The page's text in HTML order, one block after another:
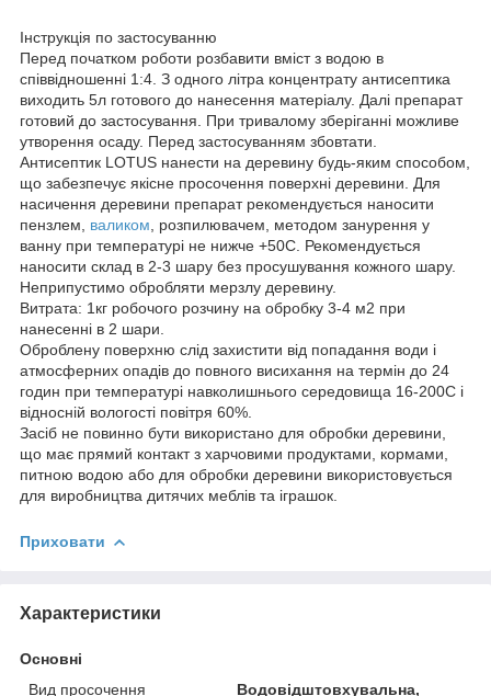
Інструкція по застосуванню
Перед початком роботи розбавити вміст з водою в
співвідношенні 1:4. З одного літра концентрату антисептика
виходить 5л готового до нанесення матеріалу. Далі препарат
готовий до застосування. При тривалому зберіганні можливе
утворення осаду. Перед застосуванням збовтати.
Антисептик LOTUS нанести на деревину будь-яким способом,
що забезпечує якісне просочення поверхні деревини. Для
насичення деревини препарат рекомендується наносити
пензлем, валиком , розпилювачем, методом занурення у
ванну при температурі не нижче +50С. Рекомендується
наносити склад в 2-3 шару без просушування кожного шару.
Неприпустимо обробляти мерзлу деревину.
Витрата: 1кг робочого розчину на обробку 3-4 м2 при
нанесенні в 2 шари.
Оброблену поверхню слід захистити від попадання води і
атмосферних опадів до повного висихання на термін до 24
годин при температурі навколишнього середовища 16-200С і
відносній вологості повітря 60%.
Засіб не повинно бути використано для обробки деревини,
що має прямий контакт з харчовими продуктами, кормами,
питною водою або для обробки деревини використовується
для виробництва дитячих меблів та іграшок.
Приховати
Характеристики
Основні
Вид просочення
Водовідштовхувальна,